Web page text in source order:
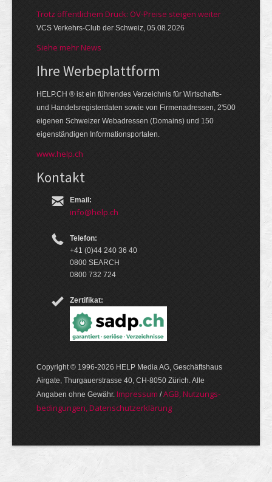
Trotz öffentlichem Druck: ÖV-Preise steigen weiter
VCS Verkehrs-Club der Schweiz, 05.08.2026
Siehe mehr News
Ihre Werbe­platt­form
HELP.CH ® ist ein führendes Ver­zeich­nis für Wirt­schafts-
und Handels­register­daten so­wie von Firmen­adressen, 2'500
eige­nen Schweizer Web­adressen (Domains) und 150
eigen­ständigen Infor­mations­por­talen.
www.help.ch
Kontakt
Email:
info@help.ch
Telefon:
+41 (0)44 240 36 40
0800 SEARCH
0800 732 724
Zertifikat:
Copyright © 1996-2026 HELP Media AG, Geschäftshaus
Airgate, Thurgauer­strasse 40, CH-8050 Zürich. Alle
Angaben ohne Gewähr. Im­pres­sum /AGB, Nut­zungs­
bedin­gungen, Daten­schutz­er­klärung